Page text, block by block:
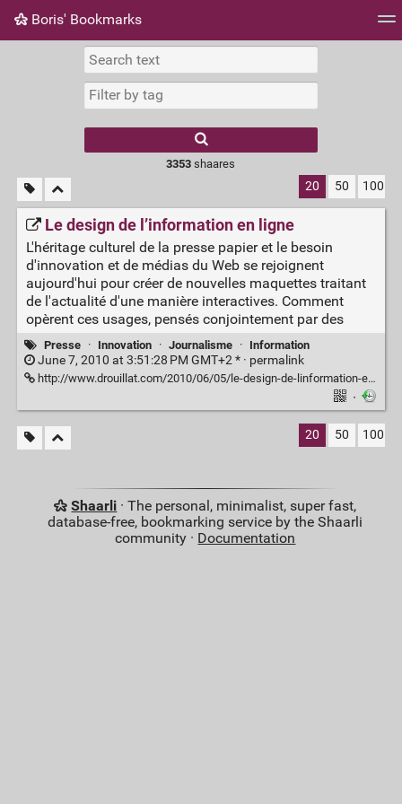
Boris' Bookmarks
Picture wall
3353 shaares
20 50 100
Le design de l’information en ligne
L'héritage culturel de la presse papier et le besoin
d'innovation et de médias du Web se rejoignent
aujourd'hui pour créer de nouvelles maquettes traitant
de l'actualité d'une manière interactives. Comment
opèrent ces usages, pensés conjointement par des
Presse · Innovation · Journalisme · Information
June 7, 2010 at 3:51:28 PM GMT+2 * · permalink
http://www.drouillat.com/2010/06/05/le-design-de-linformation-en-ligne
·
20 50 100
Shaarli · The personal, minimalist, super fast,
database-free, bookmarking service by the Shaarli
community · Documentation